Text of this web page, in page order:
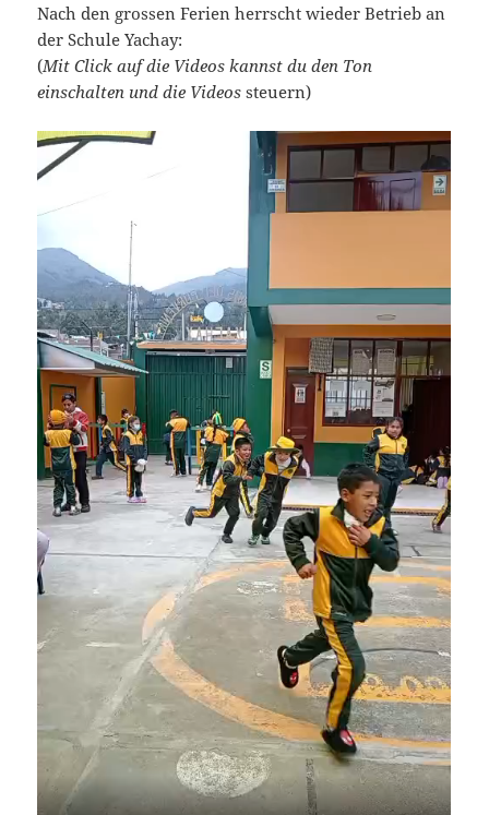
Nach den grossen Ferien herrscht wieder Betrieb an
der Schule Yachay:
(Mit Click auf die Videos kannst du den Ton
einschalten und die Videossteuern)